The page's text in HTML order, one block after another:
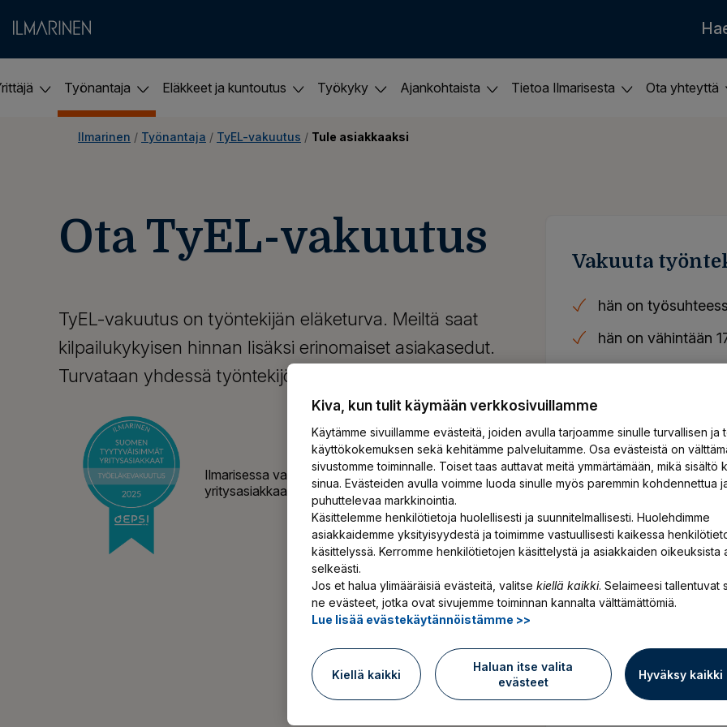
Työnantaja Eläkkeet ja kuntoutus Työkyky Ajankohtaista Tietoa Ilmarisesta Ota yhteyttä
Ilmarinen / Työnantaja / TyEL-vakuutus / Tule asiakkaaksi
Ota TyEL-vakuutus
TyEL-vakuutus on työntekijän eläketurva. Meiltä saat
kilpailukykyisen hinnan lisäksi erinomaiset asiakasedut.
Turvataan yhdessä työntekijöillesi hyvä huominen.
Ilmarisessa vakuuttaa tutkitusti Suomen tyytyväisimmät
yritysasiakkaat!
Lue lisää
Vakuuta
hän on
hän on vähintään
maksat hänelle
Hanki TyEL-
Vakuuta
Kiva, kun tulit käymään verkkosivuillamme
Käytämme sivuillamme evästeitä, joiden avulla tarjoamme sinulle turvallisen ja
käyttökokemuksen sekä kehitämme palveluitamme. Osa evästeistä on
sivustomme toiminnalle. Toiset taas auttavat meitä ymmärtämään, mikä sisältö
sinua. Evästeiden avulla voimme luoda sinulle myös paremmin kohdennettua
puhuttelevaa markkinointia.
Käsittelemme henkilötietoja huolellisesti ja suunnitelmallisesti. Huolehdimme
asiakkaidemme yksityisyydestä ja toimimme vastuullisesti kaikessa
käsittelyssä. Kerromme henkilötietojen käsittelystä ja asiakkaiden oikeuksista
selkeästi.
Jos et halua ylimääräisiä evästeitä, valitse kiellä kaikki. Selaimeesi tallentuvat
ne evästeet, jotka ovat sivujemme toiminnan kannalta välttämättömiä.
Lue lisää evästekäytännöistämme >>
Kiellä kaikki
Haluan itse valita
evästeet
Hyväksy